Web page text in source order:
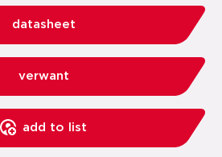
datasheet
verwant
add to list